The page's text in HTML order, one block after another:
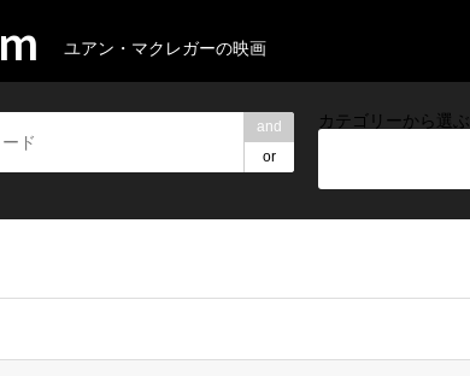
ユアン・マクレガーの映画
and
or
カテゴリーから選ぶ